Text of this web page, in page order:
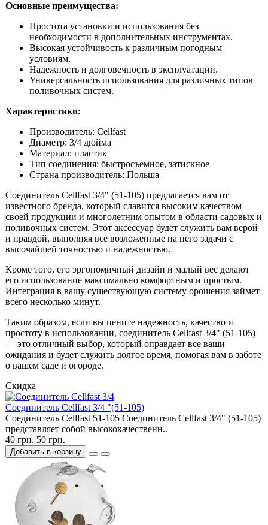
Основные преимущества:
Простота установки и использования без
необходимости в дополнительных инструментах.
Высокая устойчивость к различным погодным
условиям.
Надежность и долговечность в эксплуатации.
Универсальность использования для различных типов
поливочных систем.
Характеристики:
Производитель: Cellfast
Диаметр: 3/4 дюйма
Материал: пластик
Тип соединения: быстросъемное, затискное
Страна производитель: Польша
Соединитель Cellfast 3/4" (51-105) предлагается вам от
известного бренда, который славится высоким качеством
своей продукции и многолетним опытом в области садовых и
поливочных систем. Этот аксессуар будет служить вам верой
и правдой, выполняя все возложенные на него задачи с
высочайшей точностью и надежностью.
Кроме того, его эргономичный дизайн и малый вес делают
его использование максимально комфортным и простым.
Интеграция в вашу существующую систему орошения займет
всего несколько минут.
Таким образом, если вы цените надежность, качество и
простоту в использовании, соединитель Cellfast 3/4" (51-105)
— это отличный выбор, который оправдает все ваши
ожидания и будет служить долгое время, помогая вам в заботе
о вашем саде и огороде.
Скидка
Cоединитель Cellfast 3/4 "(51-105)
Cоединитель Cellfast 51-105 Соединитель Cellfast 3/4" (51-105)
представляет собой высококачественн..
40 грн. 50 грн.
Добавить в корзину